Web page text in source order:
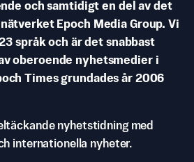
och samtidigt en del av det
Epoch Media Group. Vi
språk och är det snabbast
oberoende nyhetsmedier i
Times grundades år 2006
nyhetstidning med
internationella nyheter.